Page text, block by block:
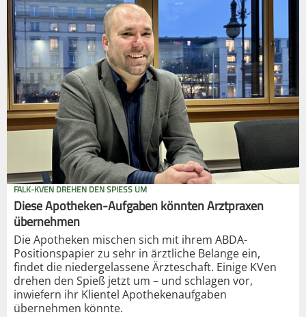
FALK-KVEN DREHEN DEN SPIESS UM
Diese Apotheken-Aufgaben könnten Arztpraxen
übernehmen
Die Apotheken mischen sich mit ihrem ABDA-
Positionspapier zu sehr in ärztliche Belange ein,
findet die niedergelassene Ärzteschaft. Einige KVen
drehen den Spieß jetzt um – und schlagen vor,
inwiefern ihr Klientel Apothekenaufgaben
übernehmen könnte.